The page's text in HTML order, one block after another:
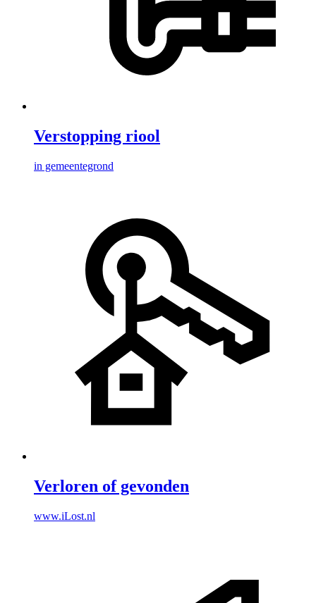
Verstopping riool
in gemeentegrond
Verloren of gevonden
www.iLost.nl